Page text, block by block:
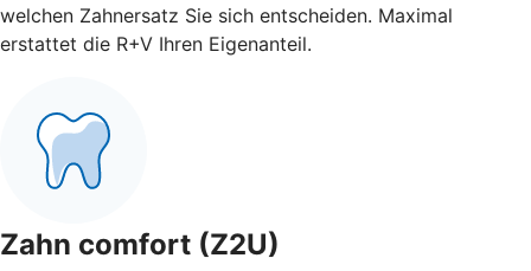
welchen Zahnersatz Sie sich entscheiden. Maximal
erstattet die R+V Ihren Eigenanteil.
Zahn comfort (Z2U)